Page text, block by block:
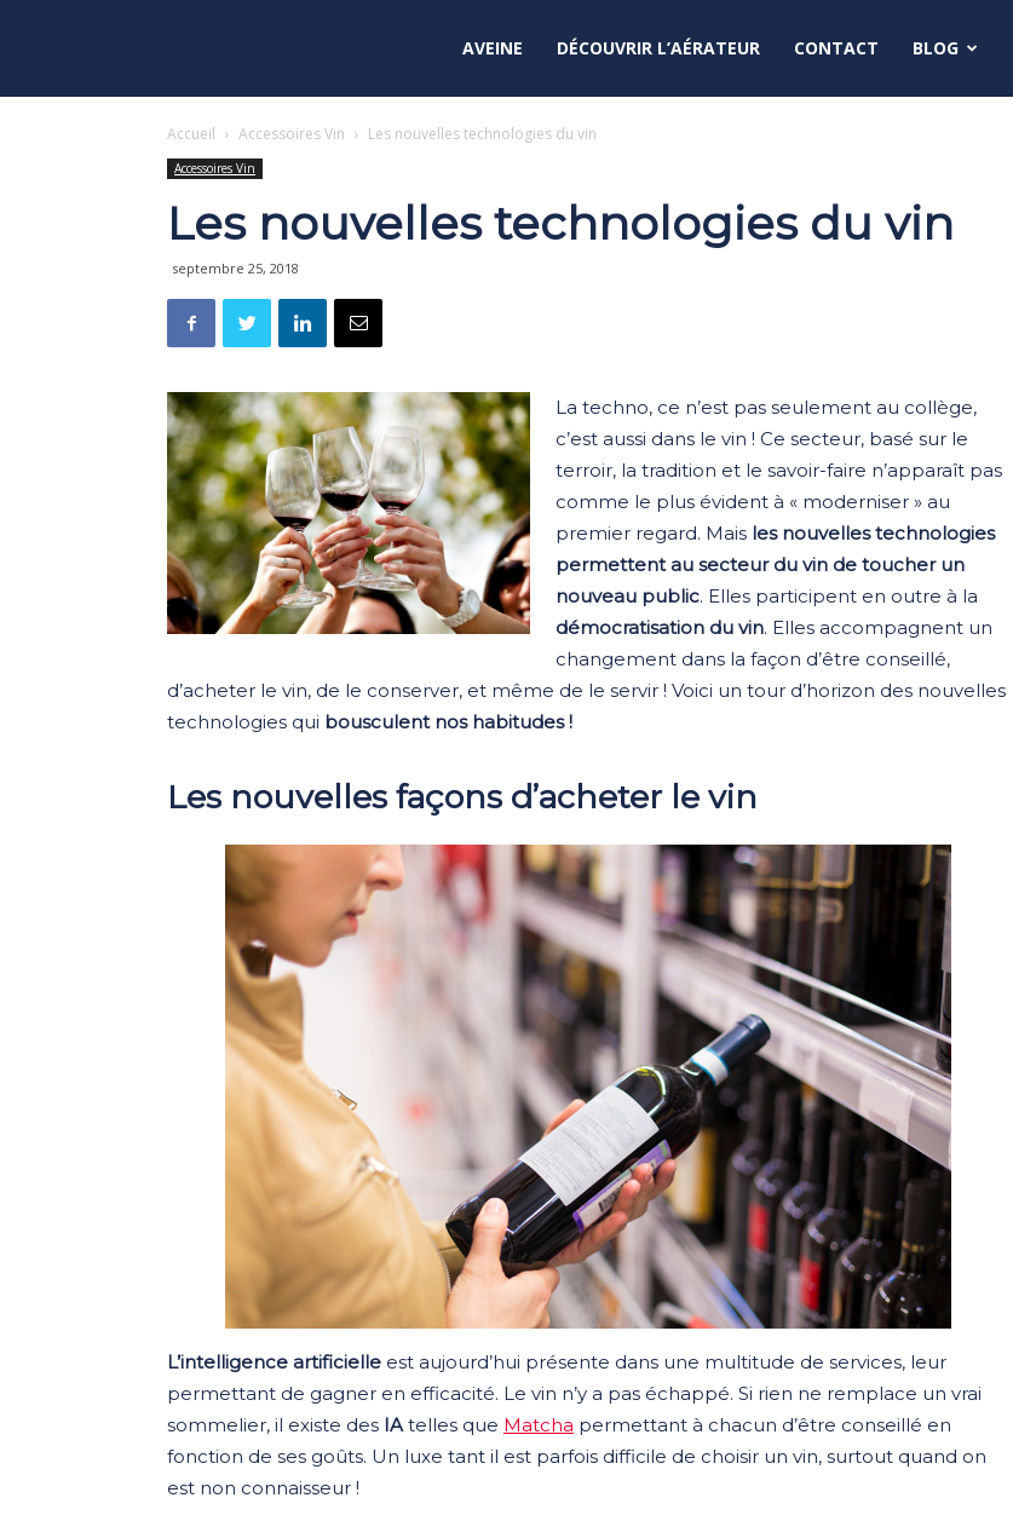
AVEINE DÉCOUVRIR L’AÉRATEUR CONTACT BLOG
Accueil Accessoires Vin Les nouvelles technologies du vin
Accessoires Vin
Les nouvelles technologies du vin
septembre 25, 2018
La techno, ce n’est pas seulement au collège,
c’est aussi dans le vin ! Ce secteur, basé sur le
terroir, la tradition et le savoir-faire n’apparaît pas
comme le plus évident à « moderniser » au
premier regard. Mais les nouvelles technologies
permettent au secteur du vin de toucher un
nouveau public. Elles participent en outre à la
démocratisation du vin. Elles accompagnent un
changement dans la façon d’être conseillé,
d’acheter le vin, de le conserver, et même de le servir ! Voici un tour d’horizon des nouvelles
technologies qui bousculent nos habitudes !
Les nouvelles façons d’acheter le vin
L’intelligence artificielle est aujourd’hui présente dans une multitude de services, leur
permettant de gagner en efficacité. Le vin n’y a pas échappé. Si rien ne remplace un vrai
sommelier, il existe des IAtelles que Matcha permettant à chacun d’être conseillé en
fonction de ses goûts. Un luxe tant il est parfois difficile de choisir un vin, surtout quand on
est non connaisseur !